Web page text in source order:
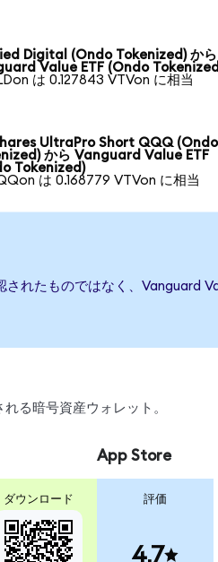
Digital (Ondo Tokenized) から
Value ETF (Ondo
は 0.127843 VTVon に相当
UltraPro Short QQQ (Ondo
から Vanguard Value ETF
Tokenized)
は 0.168779 VTVon に相当
れたものではなく、Vanguard
る暗号資産ウォレット。
ダウンロード
App Store
評価
4.7